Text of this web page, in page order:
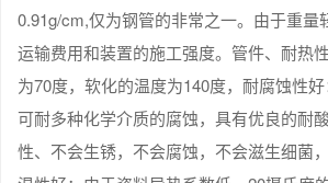
0.91g/cm,仅为钢管的非常之一。由于重量
运输费用和装置的施工强度。管件、耐热
为70度，软化的温度为140度，耐腐蚀性好
可耐多种化学介质的腐蚀，具有优良的耐
性、不会生锈，不会腐蚀，不会滋生细菌